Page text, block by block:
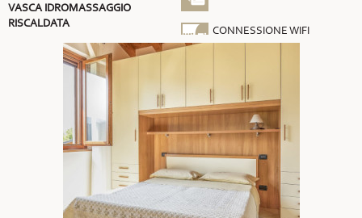
VASCA IDROMASSAGGIO
RISCALDATA
CONNESSIONE WIFI
GRATUITA